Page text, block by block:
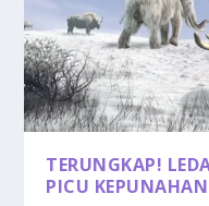
TERUNGKAP!
PICU